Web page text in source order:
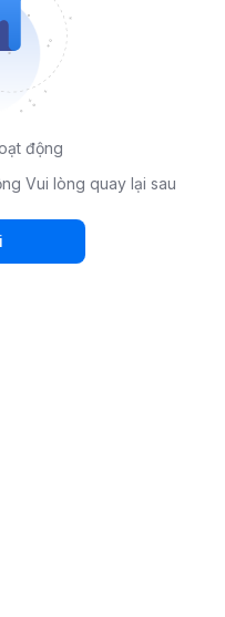
động
Vui lòng quay lại sau